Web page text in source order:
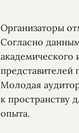
Организаторы
Согласно
академического
представителей
Молодая
к пространству
опыта.